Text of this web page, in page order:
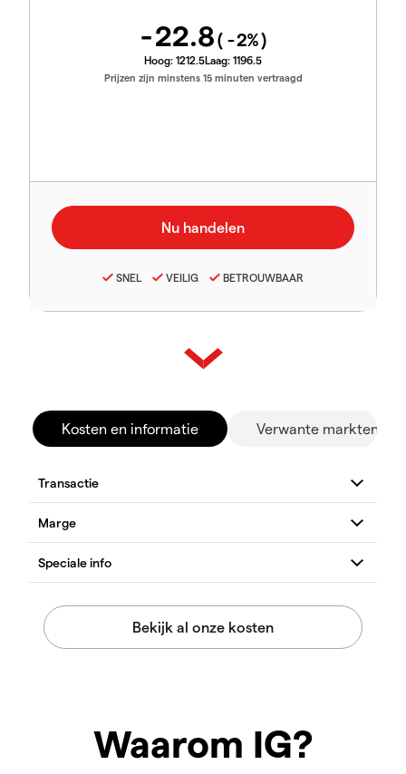
-22.8( -2%)
Hoog: 1212.5Laag: 1196.5
Prijzen zijn minstens 15 minuten vertraagd
SNEL VEILIG BETROUWBAAR
Kosten en informatie Verwante markten
Waarom IG?